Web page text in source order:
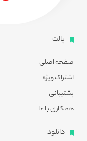
پالت
صفحه اصلی
اشتراک ویژه
پشتیبانی
همکاری با ما
دانلود